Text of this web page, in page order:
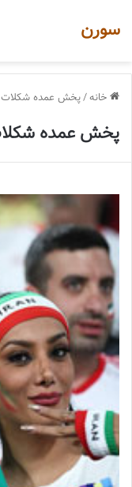
سورن
خانه/پخش عمده شکلات
پخش عمده